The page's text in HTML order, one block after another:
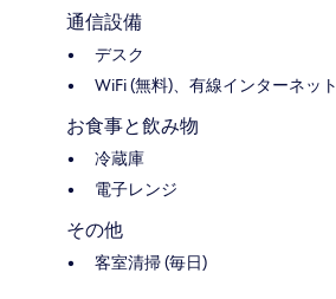
通信設備
デスク
WiFi (無料)、有線インターネット
お食事と飲み物
冷蔵庫
電子レンジ
その他
客室清掃 (毎日)